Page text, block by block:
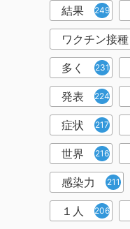
結果 249
ワクチン接種
多く 231
発表 224
症状 217
世界 216
感染力 211
１人 206